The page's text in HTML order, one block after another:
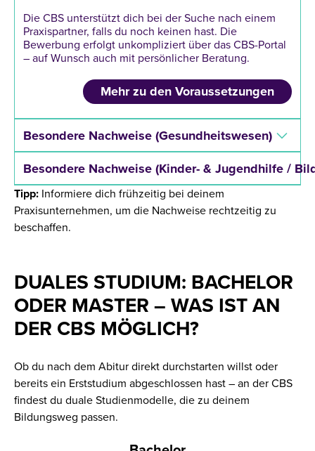
Die CBS unterstützt dich bei der Suche nach einem
Praxispartner, falls du noch keinen hast. Die
Bewerbung erfolgt unkompliziert über das CBS-Portal
– auf Wunsch auch mit persönlicher Beratung.
Mehr zu den Voraussetzungen
Besondere Nachweise (Gesundheitswesen)
Besondere Nachweise (Kinder- & Jugendhilfe /
Tipp: Informiere dich frühzeitig bei deinem
Praxisunternehmen, um die Nachweise rechtzeitig zu
beschaffen.
DUALES STUDIUM: BACHELOR
ODER MASTER – WAS IST AN
DER CBS MÖGLICH?
Ob du nach dem Abitur direkt durchstarten willst oder
bereits ein Erststudium abgeschlossen hast – an der CBS
findest du duale Studienmodelle, die zu deinem
Bildungsweg passen.